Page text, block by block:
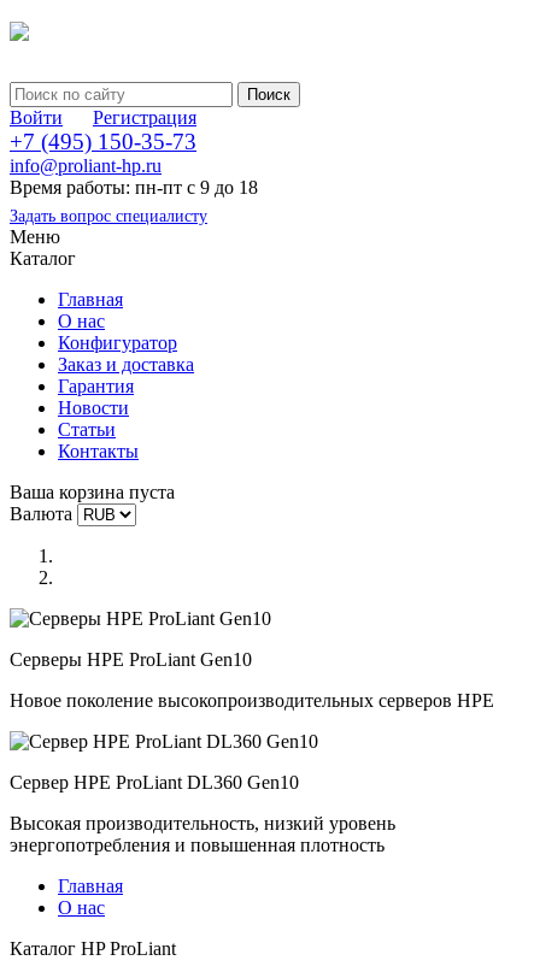
Войти Регистрация
+7 (495) 150-35-73
info@proliant-hp.ru
Время работы: пн-пт с 9 до 18
Задать вопрос специалисту
Меню
Каталог
Главная
О нас
Конфигуратор
Заказ и доставка
Гарантия
Новости
Статьи
Контакты
Ваша корзина пуста
Валюта
Серверы HPE ProLiant Gen10
Новое поколение высокопроизводительных серверов HPE
Сервер HPE ProLiant DL360 Gen10
Высокая производительность, низкий уровень
энергопотребления и повышенная плотность
Главная
О нас
Каталог HP ProLiant